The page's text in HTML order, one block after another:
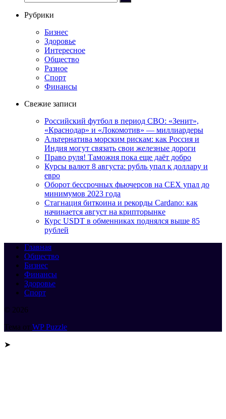
Рубрики
Бизнес
Здоровье
Интересное
Общество
Разное
Спорт
Финансы
Свежие записи
Российский футбол в период СВО: «Зенит»,
«Краснодар» и «Локомотив» — миллиардеры
Альтернатива морским рискам: как Россия и
Индия могут связать свои железные дороги
Право руля! Таможня пока еще даёт добро
Курсы валют 8 августа: рубль упал к доллару и
евро
Оборот бессрочных фьючерсов на CEX упал до
минимумов 2023 года
Стагнация биткоина и рекорды Cardano: как
начинается август на крипторынке
Курс USDT в обменниках поднялся выше 85
рублей
Главная
Общество
Бизнес
Финансы
Здоровье
Спорт
© 2026
Тема от WP Puzzle
➤